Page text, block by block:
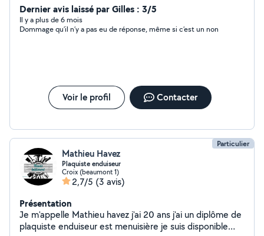
Dernier avis laissé par Gilles : 3/5
Il y a plus de 6 mois
Dommage qu’il n’y a pas eu de réponse, même si c’est un non
Voir le profil Contacter
Particulier
Mathieu Havez
Plaquiste enduiseur
Croix (beaumont 1)
2,7/5 (3 avis)
Présentation
Je m'appelle Mathieu havez j'ai 20 ans j'ai un diplôme de
plaquiste enduiseur est menuisière je suis disponible